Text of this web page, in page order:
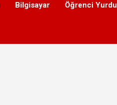
Bilgisayar Öğrenci Yurdu